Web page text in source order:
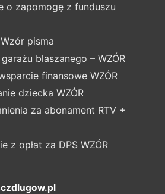
o zapomogę z funduszu
pisma
blaszanego – WZÓR
finansowe WZÓR
dziecka WZÓR
za abonament RTV +
z opłat za DPS WZÓR